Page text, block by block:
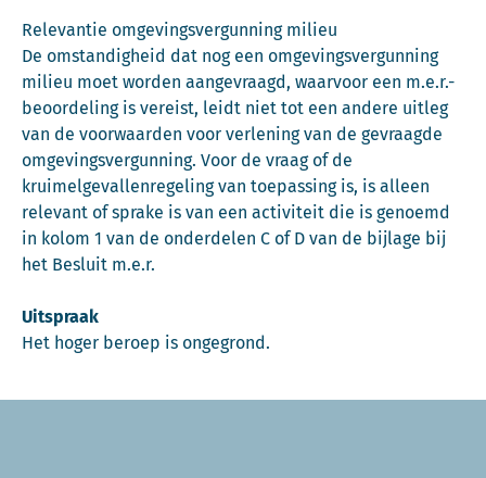
Relevantie omgevingsvergunning milieu
De omstandigheid dat nog een omgevingsvergunning
milieu moet worden aangevraagd, waarvoor een m.e.r.-
beoordeling is vereist, leidt niet tot een andere uitleg
van de voorwaarden voor verlening van de gevraagde
omgevingsvergunning. Voor de vraag of de
kruimelgevallenregeling van toepassing is, is alleen
relevant of sprake is van een activiteit die is genoemd
in kolom 1 van de onderdelen C of D van de bijlage bij
het Besluit m.e.r.
Uitspraak
Het hoger beroep is ongegrond.